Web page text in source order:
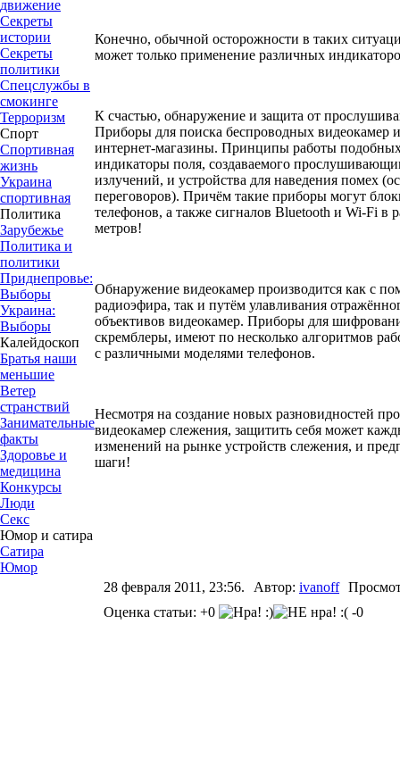
движение
Секреты
истории
Секреты
политики
Спецслужбы в
смокинге
Терроризм
Спорт
Спортивная
жизнь
Украина
спортивная
Политика
Зарубежье
Политика и
политики
Приднепровье:
Выборы
Украина:
Выборы
Калейдоскоп
Братья наши
меньшие
Ветер
странствий
Занимательные
факты
Здоровье и
медицина
Конкурсы
Люди
Секс
Юмор и сатира
Сатира
Юмор
Конечно, обычной осторожности в таких
может только применение различных
К счастью, обнаружение и защита от
Приборы для поиска беспроводных видеокамер
интернет-магазины. Принципы работы
индикаторы поля, создаваемого
излучений, и устройства для наведения помех
переговоров). Причём такие приборы могут
телефонов, а также сигналов Bluetooth и Wi-Fi в
метров!
Обнаружение видеокамер производится как с
радиоэфира, так и путём улавливания
объективов видеокамер. Приборы для
скремблеры, имеют по несколько алгоритмов
с различными моделями телефонов.
Несмотря на создание новых разновидностей
видеокамер слежения, защитить себя может
изменений на рынке устройств слежения, и
шаги!
28 февраля 2011, 23:56. Автор: ivanoff
Оценка статьи: +0
-0